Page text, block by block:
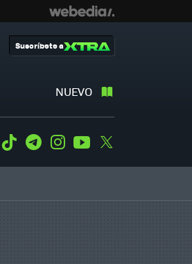
NUEVO
Suscríbete a
WhatsApp
Tiktok TelegramInstagramYoutube